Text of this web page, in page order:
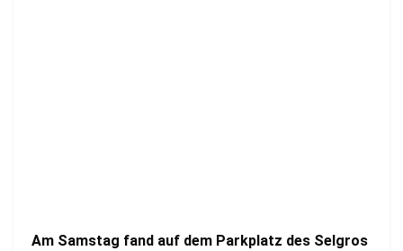
Am Samstag fand auf dem Parkplatz des Selgros